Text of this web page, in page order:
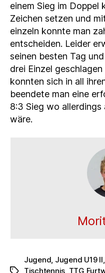
einem Sieg im Doppel
Zeichen setzen und
einzeln konnte man
entscheiden. Leider
seinen besten Tag
drei Einzel
konnten sich in all
beendete man eine
8:3 Sieg wo allerdings
wäre.
Schlagwörter
Jugend Jugend U19 II
Tischtennis TTG